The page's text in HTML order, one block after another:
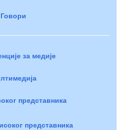
Говори
за медије
представника
представника